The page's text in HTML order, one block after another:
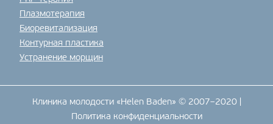
Плазмотерапия
Биоревитализация
Контурная пластика
Устранение морщин
Клиника молодости «Helen Baden» © 2007–2020 |
Политика конфиденциальности